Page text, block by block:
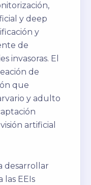
y deep
y
de
invasoras. El
de
que
y adulto
artificial
desarrollar
las EEIs